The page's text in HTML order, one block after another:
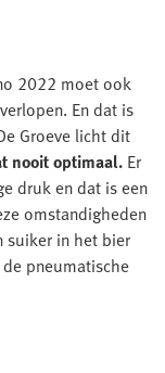
2022 moet ook
En dat is
Groeve licht dit
nooit optimaal. Er
druk en dat is een
omstandigheden
suiker in het bier
pneumatische